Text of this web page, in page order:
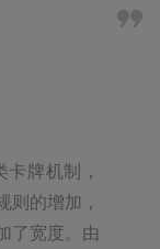
牌机制，
则的增加，
了宽度。由